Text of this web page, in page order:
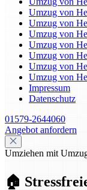
Umzug von
Umzug von
Umzug von
Umzug von
Umzug von
Umzug von
Umzug von
Impressum
Datenschutz
01579-2644060
Angebot anfordern
Umziehen mit
🏠